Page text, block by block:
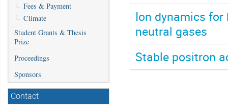
Fees & Payment
Climate
Student Grants & Thesis
Prize
Proceedings
Sponsors
Contact
Ion dynamics
neutral gases
Stable positron